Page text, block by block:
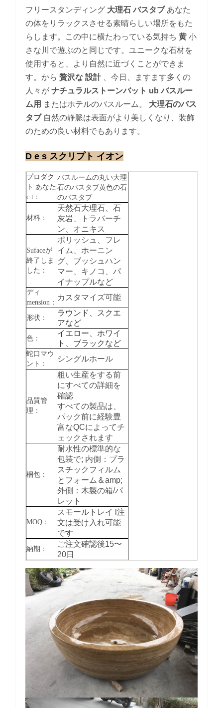
フリースタンディング 大理石 バスタブあなた
の体をリラックスさせる素晴らしい場所をもた
らします。この中に横たわっている気持ち 黄 小
さな川で遊ぶのと同じです。ユニークな石材を
使用すると、より自然に近づくことができま
す。から 贅沢な 設計、今日、ますます多くの
人々が ナチュラルストーンバット ub バスルー
ム用 またはホテルのバスルーム。
大理石のバス
タブ自然の静脈は表面がより美しくなり、装飾
のための良い材料でもあります。
D e s スクリプト イオン
プロダク
ト あなた
c t：
バスルームの丸い大理
石のバスタブ黄色の石
のバスタブ
材料：
天然石大理石、石
灰岩、トラバーチ
ン、オニキス
Sufaceが
終了しま
した：
ポリッシュ、フレ
イム、ホーニン
グ、ブッシュハン
マー、キノコ、パ
イナップルなど
ディ
mension：
カスタマイズ可能
形状：
ラウンド、スクエ
アなど
色：
イエロー、ホワイ
ト、ブラックなど
蛇口マウ
ント：
シングルホール
品質管
理：
粗い生産をする前
にすべての詳細を
確認
すべての製品は、
パック前に経験豊
富なQCによってチ
ェックされます
梱包：
耐水性の標準的な
包装で; 内側：プラ
スチックフィルム
とフォーム＆amp;
外側：木製の箱/パ
レット
MOQ：
スモールトレイ
l注
文は受け入れ可能
です
納期：
ご注文確認後15〜
20日